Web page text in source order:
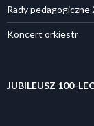
Rady pedagogiczne
Koncert orkiestr
JUBILEUSZ 100-